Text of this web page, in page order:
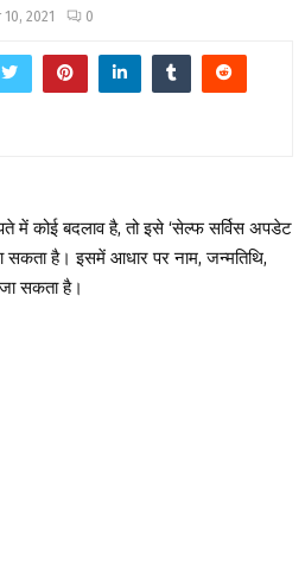
2021 0
में कोई बदलाव है, तो इसे ‘सेल्फ सर्विस अपडेट
सकता है। इसमें आधार पर नाम, जन्मतिथि,
सकता है।